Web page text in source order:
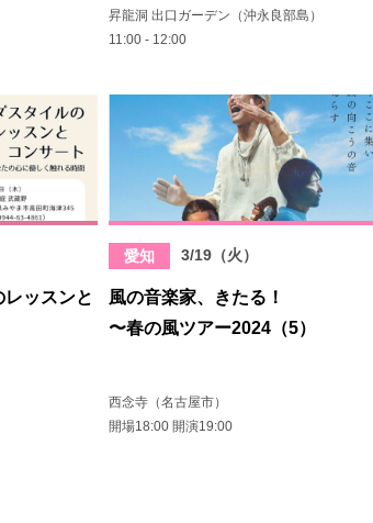
昇龍洞 出口ガーデン（沖永良部島）
11:00 - 12:00
ッスンと
愛知 3/19（火）
風の音楽家、きたる！
〜春の風ツアー2024（5）
西念寺（名古屋市）
開場18:00 開演19:00